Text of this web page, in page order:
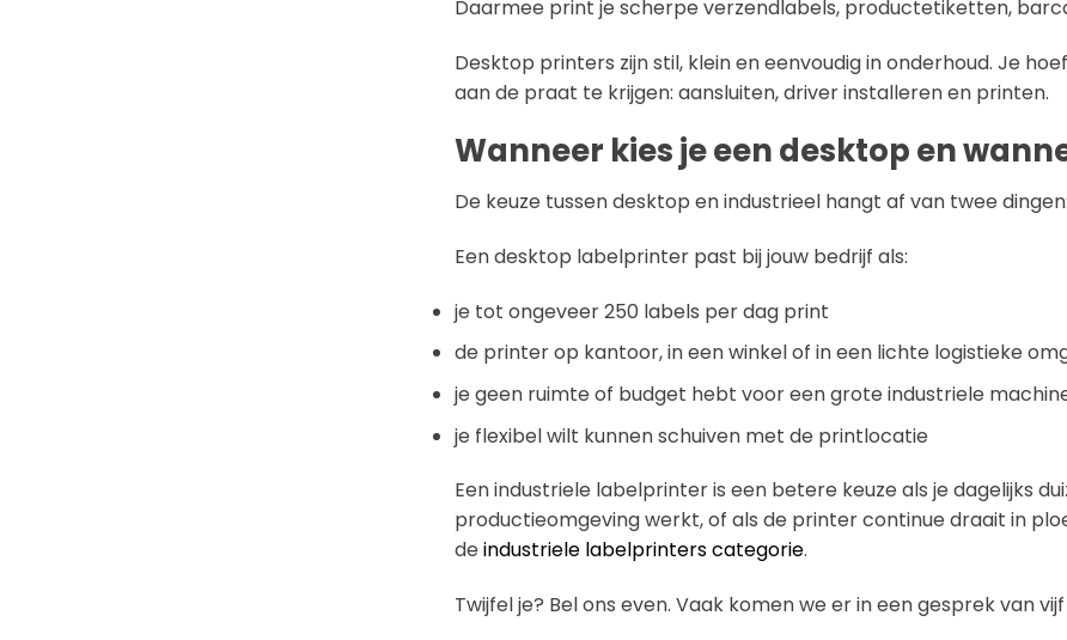
Daarmee print je scherpe verzendlabels, productetiketten,
Desktop printers zijn stil, klein en eenvoudig in onderhoud. Je
aan de praat te krijgen: aansluiten, driver installeren en printen.
Wanneer kies je een desktop en
De keuze tussen desktop en industrieel hangt af van twee
Een desktop labelprinter past bij jouw bedrijf als:
je tot ongeveer 250 labels per dag print
de printer op kantoor, in een winkel of in een lichte logistieke
je geen ruimte of budget hebt voor een grote industriele
je flexibel wilt kunnen schuiven met de printlocatie
Een industriele labelprinter is een betere keuze als je dagelijks
productieomgeving werkt, of als de printer continue draait in
de industriele labelprinters categorie.
Twijfel je? Bel ons even. Vaak komen we er in een gesprek van